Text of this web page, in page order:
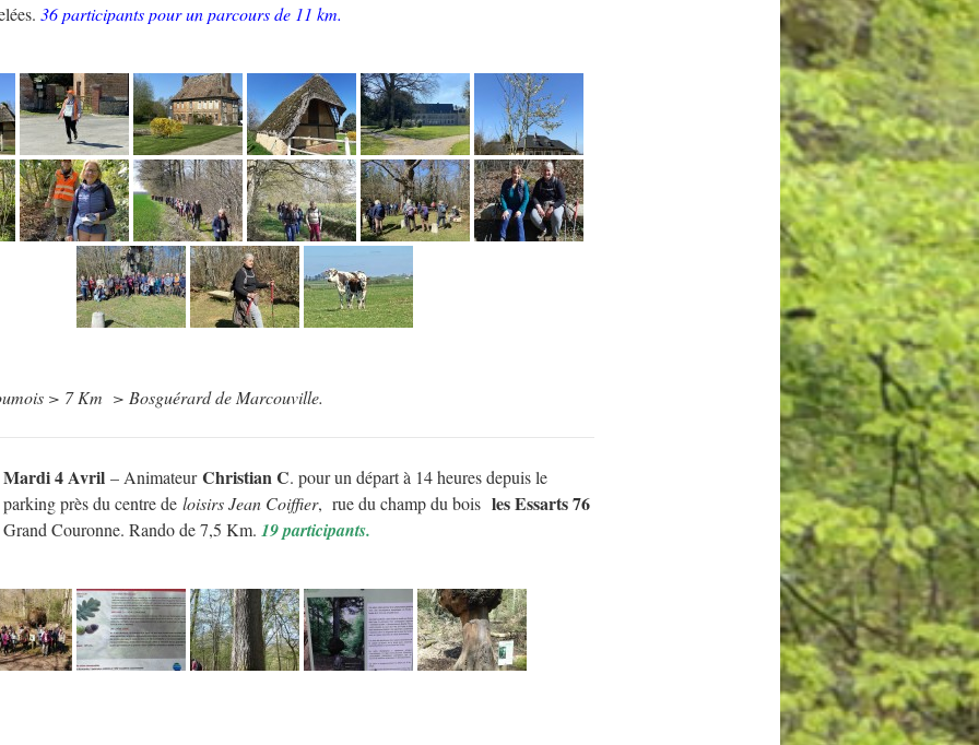
36 participants pour un parcours de 11 km.
> 7 Km > Bosguérard de Marcouville.
Mardi 4 Avril – AnimateurChristian C. pour un départ à 14 heures depuis le
parking près du centre de loisirs Jean Coiffier, rue du champ du bois les Essarts 76
Grand Couronne. Rando de 7,5 Km. 19 participants.